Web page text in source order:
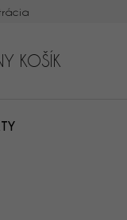
Kontakty
KOŠÍK